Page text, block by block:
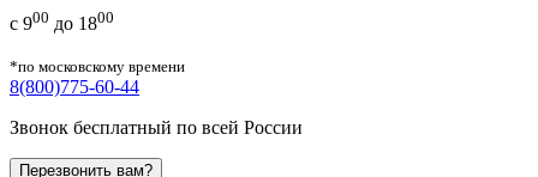
с 900 до 1800
*по московскому времени
8(800)775-60-44
Звонок бесплатный по всей России
Перезвонить вам?